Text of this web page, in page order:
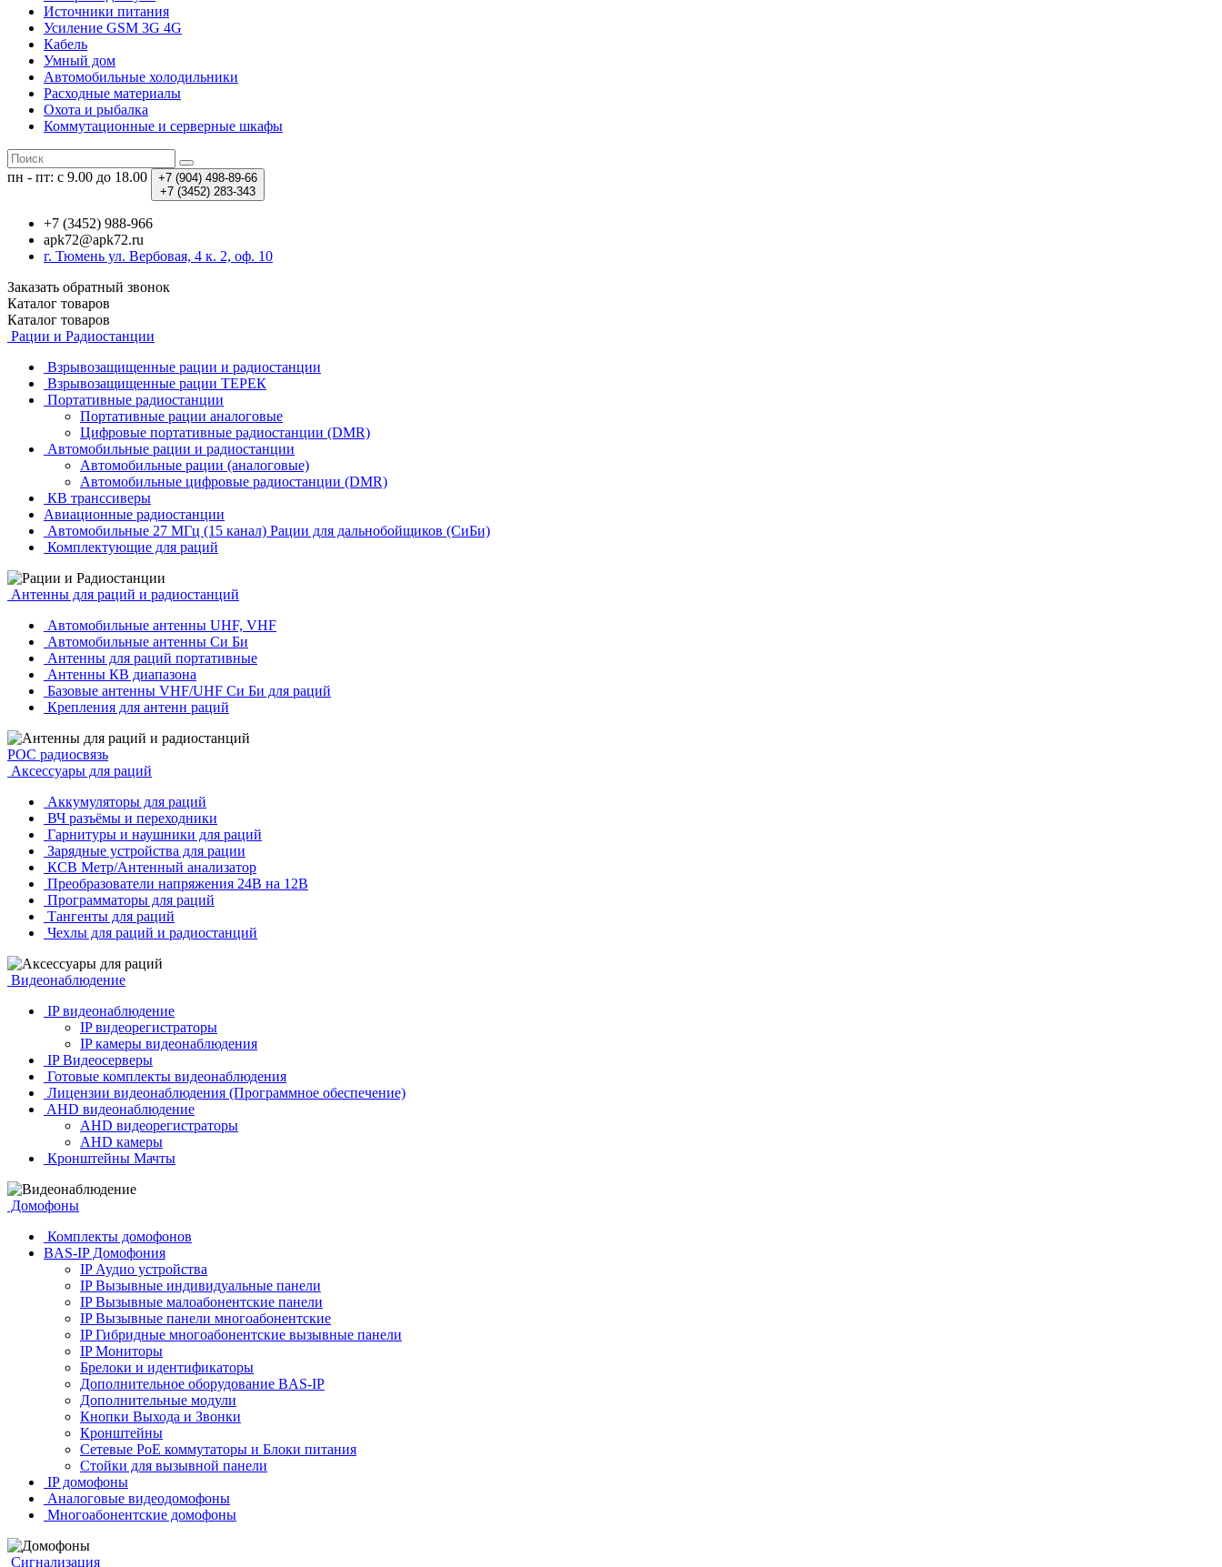
Источники питания
Усиление GSM 3G 4G
Кабель
Умный дом
Автомобильные холодильники
Расходные материалы
Охота и рыбалка
Коммутационные и серверные шкафы
пн - пт: с 9.00 до 18.00 +7 (904) 498-89-66
+7 (3452) 283-343
+7 (3452) 988-966
apk72@apk72.ru
г. Тюмень ул. Вербовая, 4 к. 2, оф. 10
Заказать обратный звонок
Каталог товаров
Каталог товаров
Рации и Радиостанции
Взрывозащищенные рации и радиостанции
Взрывозащищенные рации ТЕРЕК
Портативные радиостанции
Портативные рации аналоговые
Цифровые портативные радиостанции (DMR)
Автомобильные рации и радиостанции
Автомобильные рации (аналоговые)
Автомобильные цифровые радиостанции (DMR)
КВ транссиверы
Авиационные радиостанции
Автомобильные 27 МГц (15 канал) Рации для дальнобойщиков (СиБи)
Комплектующие для раций
Антенны для раций и радиостанций
Автомобильные антенны UHF, VHF
Автомобильные антенны Си Би
Антенны для раций портативные
Антенны КВ диапазона
Базовые антенны VHF/UHF Си Би для раций
Крепления для антенн раций
POC радиосвязь
Аксессуары для раций
Аккумуляторы для раций
ВЧ разъёмы и переходники
Гарнитуры и наушники для раций
Зарядные устройства для рации
КСВ Метр/Антенный анализатор
Преобразователи напряжения 24В на 12В
Программаторы для раций
Тангенты для раций
Чехлы для раций и радиостанций
Видеонаблюдение
IP видеонаблюдение
IP видеорегистраторы
IP камеры видеонаблюдения
IP Видеосерверы
Готовые комплекты видеонаблюдения
Лицензии видеонаблюдения (Программное обеспечение)
AHD видеонаблюдение
AHD видеорегистраторы
AHD камеры
Кронштейны Мачты
Домофоны
Комплекты домофонов
BAS-IP Домофония
IP Аудио устройства
IP Вызывные индивидуальные панели
IP Вызывные малоабонентские панели
IP Вызывные панели многоабонентские
IP Гибридные многоабонентские вызывные панели
IP Мониторы
Брелоки и идентификаторы
Дополнительное оборудование BAS-IP
Дополнительные модули
Кнопки Выхода и Звонки
Кронштейны
Сетевые PoE коммутаторы и Блоки питания
Стойки для вызывной панели
IP домофоны
Аналоговые видеодомофоны
Многоабонентские домофоны
Сигнализация